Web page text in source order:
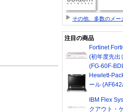
その他、多数のメ
注目の商品
Fortinet
(初年度先出
(FG-60F-
Hewlett-
ール
IBM Flex
クアウト・